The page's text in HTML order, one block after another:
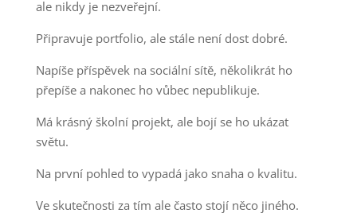
ale nikdy je nezveřejní.
Připravuje portfolio, ale stále není dost dobré.
Napíše příspěvek na sociální sítě, několikrát ho
přepíše a nakonec ho vůbec nepublikuje.
Má krásný školní projekt, ale bojí se ho ukázat
světu.
Na první pohled to vypadá jako snaha o kvalitu.
Ve skutečnosti za tím ale často stojí něco jiného.